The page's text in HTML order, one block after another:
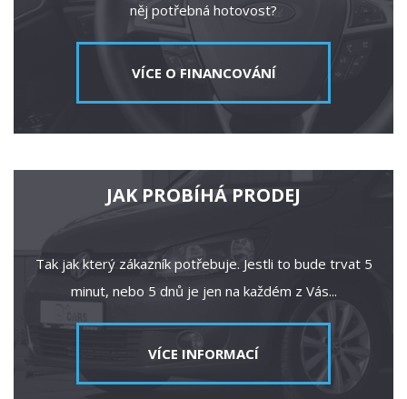
něj potřebná hotovost?
VÍCE O FINANCOVÁNÍ
JAK PROBÍHÁ PRODEJ
Tak jak který zákazník potřebuje. Jestli to bude trvat 5
minut, nebo 5 dnů je jen na každém z Vás...
VÍCE INFORMACÍ